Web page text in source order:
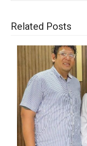
Related Posts